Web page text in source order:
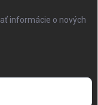
informácie o nových